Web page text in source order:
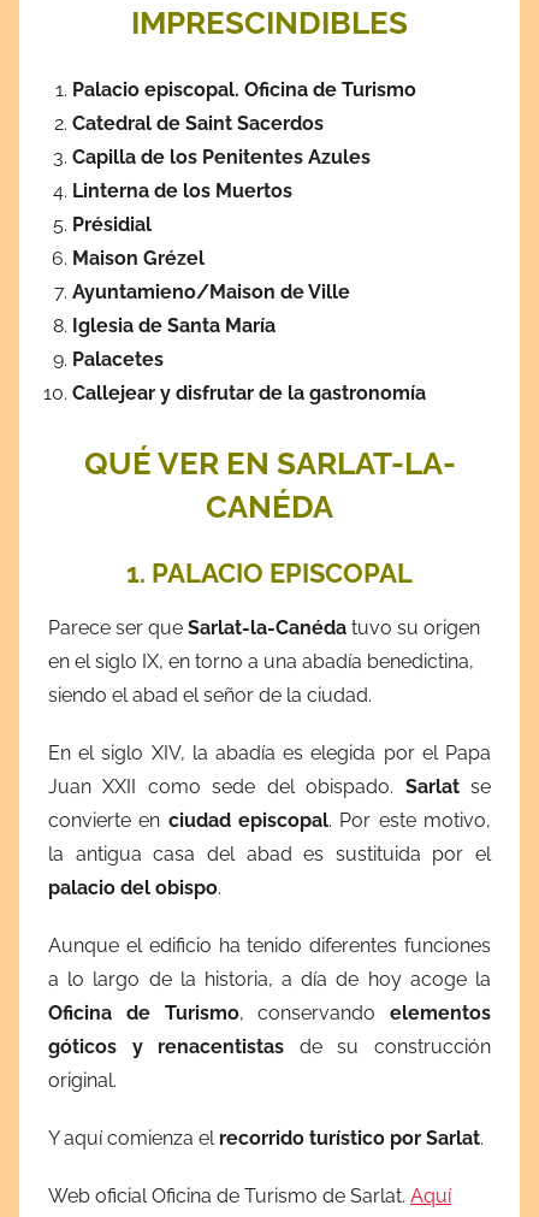
IMPRESCINDIBLES
Palacio episcopal. Oficina de Turismo
Catedral de Saint Sacerdos
Capilla de los Penitentes Azules
Linterna de los Muertos
Présidial
Maison Grézel
Ayuntamieno/Maison de Ville
Iglesia de Santa María
Palacetes
Callejear y disfrutar de la gastronomía
QUÉ VER EN SARLAT-LA-
CANÉDA
1. PALACIO EPISCOPAL
Parece ser que Sarlat-la-Canéda tuvo su origen
en el siglo IX, en torno a una abadía benedictina,
siendo el abad el señor de la ciudad.
En el siglo XIV, la abadía es elegida por el Papa
Juan XXII como sede del obispado. Sarlatse
convierte en ciudad episcopal. Por este motivo,
la antigua casa del abad es sustituida por el
palacio del obispo.
Aunque el edificio ha tenido diferentes funciones
a lo largo de la historia, a día de hoy acoge la
Oficina de Turismo, conservando elementos
góticos y renacentistas de su construcción
original.
Y aquí comienza el recorrido turístico por Sarlat.
Web oficial Oficina de Turismo de Sarlat. Aquí